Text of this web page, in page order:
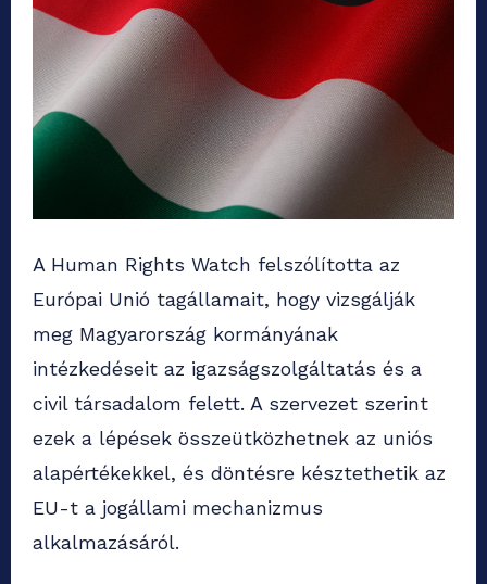
A Human Rights Watch felszólította az
Európai Unió tagállamait, hogy vizsgálják
meg Magyarország kormányának
intézkedéseit az igazságszolgáltatás és a
civil társadalom felett. A szervezet szerint
ezek a lépések összeütközhetnek az uniós
alapértékekkel, és döntésre késztethetik az
EU-t a jogállami mechanizmus
alkalmazásáról.